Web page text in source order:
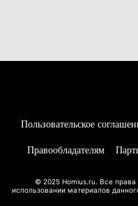
Пользовательское
Правообладателям
© 2025 Homius.ru. Все
использовании материалов